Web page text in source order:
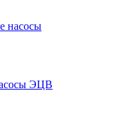
насосы
ЭЦВ